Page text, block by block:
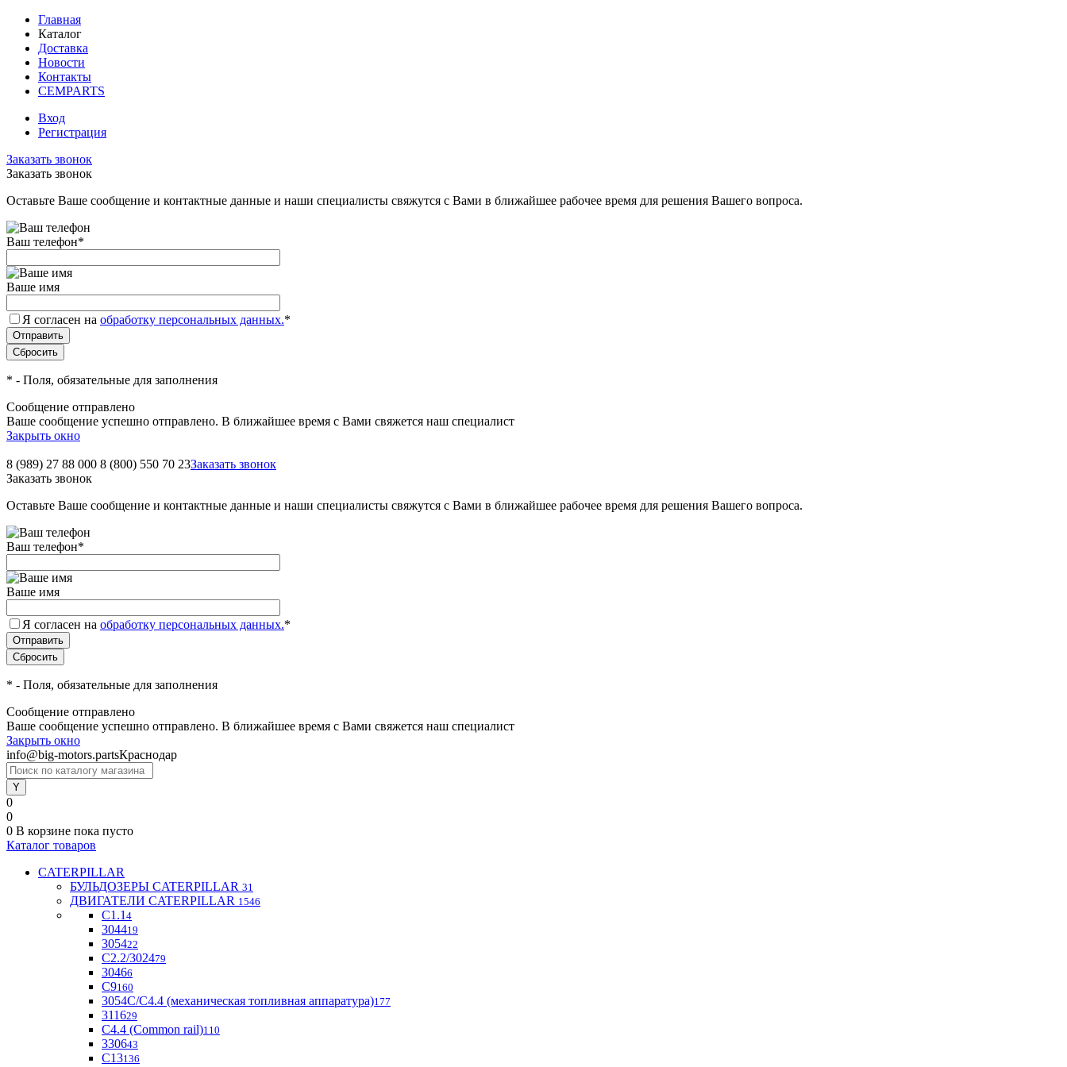
Главная
Каталог
Доставка
Новости
Контакты
CEMPARTS
Вход
Регистрация
Заказать звонок
Заказать звонок
Оставьте Ваше сообщение и контактные данные и наши специалисты свяжутся с Вами в ближайшее рабочее время для решения Вашего вопроса.
Ваш телефон*
Ваше имя
Я согласен на обработку персональных данных.*
* - Поля, обязательные для заполнения
Сообщение отправлено
Ваше сообщение успешно отправлено. В ближайшее время с Вами свяжется наш специалист
Закрыть окно
8 (989) 27 88 000 8 (800) 550 70 23Заказать звонок
Заказать звонок
Оставьте Ваше сообщение и контактные данные и наши специалисты свяжутся с Вами в ближайшее рабочее время для решения Вашего вопроса.
Ваш телефон*
Ваше имя
Я согласен на обработку персональных данных.*
* - Поля, обязательные для заполнения
Сообщение отправлено
Ваше сообщение успешно отправлено. В ближайшее время с Вами свяжется наш специалист
Закрыть окно
info@big-motors.partsКраснодар
0
0
0 В корзине пока пусто
Каталог товаров
CATERPILLAR
БУЛЬДОЗЕРЫ CATERPILLAR 31
ДВИГАТЕЛИ CATERPILLAR 1546
C1.1 4
304419
305422
С2.2/302479
30466
С9160
3054С/С4.4 (механическая топливная аппаратура)177
311629
С4.4 (Common rail)110
330643
С13136